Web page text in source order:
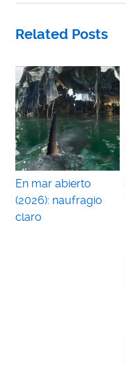
Related Posts
En mar abierto
(2026): naufragio
claro